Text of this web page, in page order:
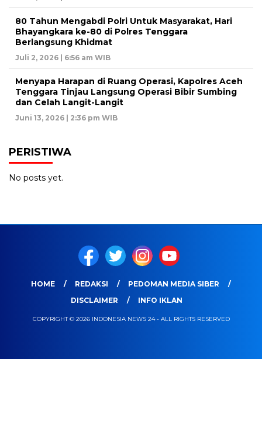
80 Tahun Mengabdi Polri Untuk Masyarakat, Hari
Bhayangkara ke-80 di Polres Tenggara
Berlangsung Khidmat
Juli 2, 2026 | 6:56 am WIB
Menyapa Harapan di Ruang Operasi, Kapolres Aceh
Tenggara Tinjau Langsung Operasi Bibir Sumbing
dan Celah Langit-Langit
Juni 13, 2026 | 2:36 pm WIB
PERISTIWA
No posts yet.
HOME REDAKSI
PEDOMAN MEDIA SIBER
DISCLAIMER
INFO IKLAN
COPYRIGHT © 2026 INDONESIA NEWS 24 - ALL RIGHTS RESERVED